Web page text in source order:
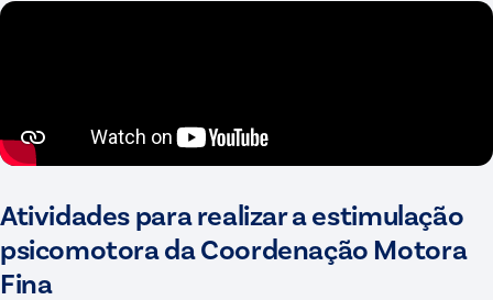
Atividades para realizar a estimulação
psicomotora da Coordenação Motora
Fina